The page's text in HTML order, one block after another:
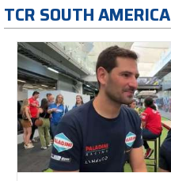
TCR SOUTH AMERICA